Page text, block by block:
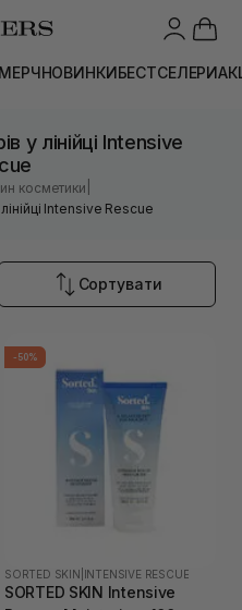
МЕРЧНОВИНКИБЕСТСЕЛЕРИ
у лінійці Intensive
косметики
Intensive Rescue
Сортувати
-50%
SORTED SKIN INTENSIVE RESCUE
SORTED SKIN Intensive